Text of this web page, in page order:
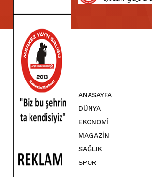
ANASAYFA
DÜNYA
EKONOMİ
MAGAZİN
SAĞLIK
SPOR